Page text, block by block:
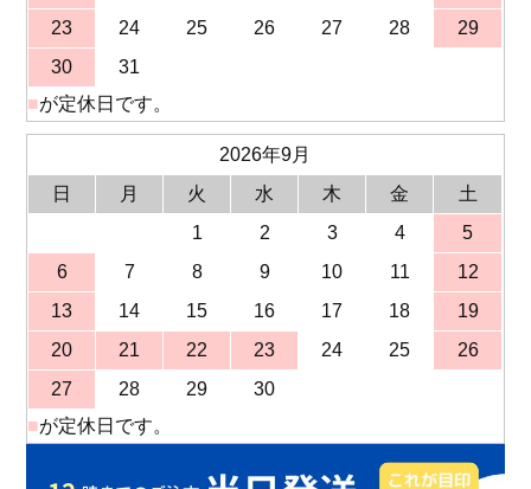
23
24 25 26 27 28
29
30
31
■が定休日です。
2026年9月
日
月 火 水 木 金
土
1
2 3 4
5
6
7 8 9 10 11
12
13
14 15 16 17 18
19
20
21 22 23 24 25
26
27
28 29
30
■が定休日です。